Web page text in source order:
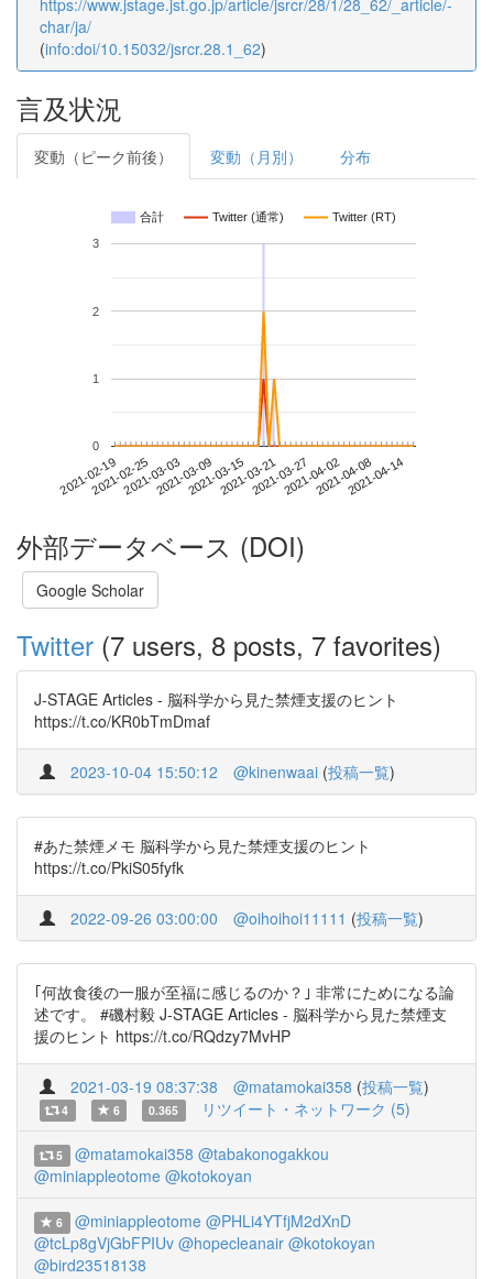
https://www.jstage.jst.go.jp/article/jsrcr/28/1/28_62/_article/-
char/ja/
(info:doi/10.15032/jsrcr.28.1_62)
言及状況
変動（ピーク前後） 変動（月別） 分布
合計 Twitter (通常) Twitter (RT)
2021-02-192021-02-252021-03-032021-03-092021-03-152021-03-212021-03-272021-04-022021-04-082021-04-14
0
1
2
3
外部データベース (DOI)
Google Scholar
Twitter (7 users, 8 posts, 7 favorites)
J-STAGE Articles - 脳科学から見た禁煙支援のヒント
https://t.co/KR0bTmDmaf
2023-10-04 15:50:12 @kinenwaai (投稿一覧)
#あた禁煙メモ 脳科学から見た禁煙支援のヒント
https://t.co/PkiS05fyfk
2022-09-26 03:00:00 @oihoihoi11111 (投稿一覧)
｢何故食後の一服が至福に感じるのか？｣ 非常にためになる論
述です。 #磯村毅 J-STAGE Articles - 脳科学から見た禁煙支
援のヒント https://t.co/RQdzy7MvHP
2021-03-19 08:37:38 @matamokai358 (投稿一覧)
4 6 0.365 リツイート・ネットワーク (5)
5 @matamokai358 @tabakonogakkou
@miniappleotome @kotokoyan
6 @miniappleotome @PHLi4YTfjM2dXnD
@tcLp8gVjGbFPIUv @hopecleanair @kotokoyan
@bird23518138